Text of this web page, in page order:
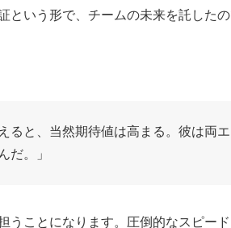
いう形で、チームの未来を託したの
ると、当然期待値は高まる。彼は両
だ。」
うことになります。圧倒的なスピー